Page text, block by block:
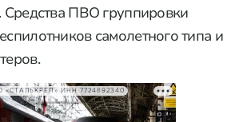
Средства ПВО группировки
самолетного типа и
«СТАЛЬКРЕП» ИНН 7724892340